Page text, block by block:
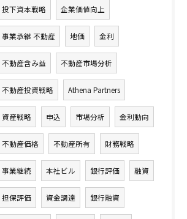
投下資本戦略 企業価値向上
事業承継 不動産 地価 金利
不動産含み益 不動産市場分析
不動産投資戦略 Athena Partners
資産戦略 申込 市場分析 金利動向
不動産価格 不動産所有 財務戦略
事業継続 本社ビル 銀行評価 融資
担保評価 資金調達 銀行融資